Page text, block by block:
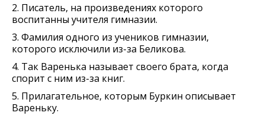
2. Писатель, на произведениях которого
воспитанны учителя гимназии.
3. Фамилия одного из учеников гимназии,
которого исключили из-за Беликова.
4. Так Варенька называет своего брата, когда
спорит с ним из-за книг.
5. Прилагательное, которым Буркин описывает
Вареньку.